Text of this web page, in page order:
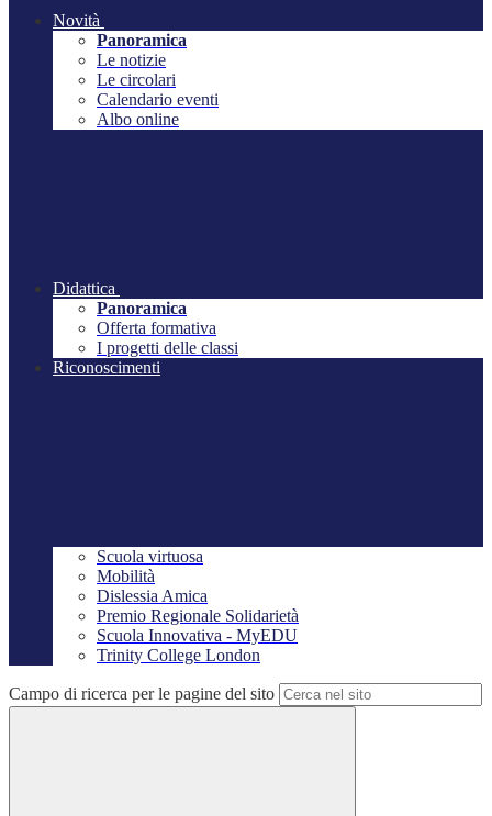
Novità
Panoramica
Le notizie
Le circolari
Calendario eventi
Albo online
Didattica
Panoramica
Offerta formativa
I progetti delle classi
Riconoscimenti
Scuola virtuosa
Mobilità
Dislessia Amica
Premio Regionale Solidarietà
Scuola Innovativa - MyEDU
Trinity College London
Campo di ricerca per le pagine del sito